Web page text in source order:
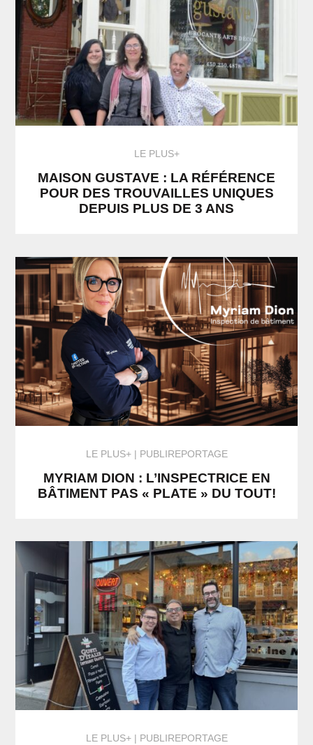
LE PLUS+
MAISON GUSTAVE : LA RÉFÉRENCE
POUR DES TROUVAILLES UNIQUES
DEPUIS PLUS DE 3 ANS
LE PLUS+ PUBLIREPORTAGE
MYRIAM DION : L’INSPECTRICE EN
BÂTIMENT PAS « PLATE » DU TOUT!
LE PLUS+ PUBLIREPORTAGE